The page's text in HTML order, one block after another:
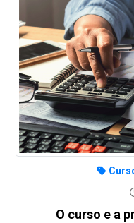
O curso e a